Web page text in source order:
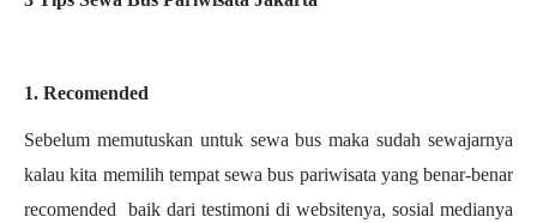
1. Recomended
Sebelum memutuskan untuk sewa bus maka sudah sewajarnya
kalau kita memilih tempat sewa bus pariwisata yang benar-benar
recomended baik dari testimoni di websitenya, sosial medianya